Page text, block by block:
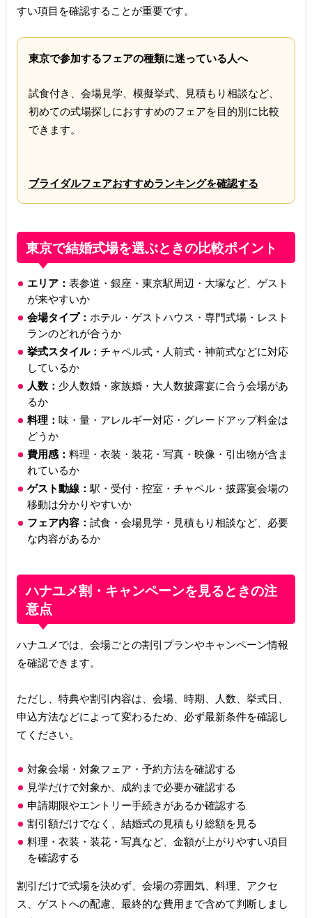
すい項目を確認することが重要です。
東京で参加するフェアの種類に迷っている人へ
試食付き、会場見学、模擬挙式、見積もり相談など、
初めての式場探しにおすすめのフェアを目的別に比較
できます。
ブライダルフェアおすすめランキングを確認する
東京で結婚式場を選ぶときの比較ポイント
エリア：表参道・銀座・東京駅周辺・大塚など、ゲスト
が来やすいか
会場タイプ： ホテル・ゲストハウス・専門式場・レスト
ランのどれが合うか
挙式スタイル：チャペル式・人前式・神前式などに対応
しているか
人数： 少人数婚・家族婚・大人数披露宴に合う会場があ
るか
料理：味・量・アレルギー対応・グレードアップ料金は
どうか
費用感：料理・衣装・装花・写真・映像・引出物が含ま
れているか
ゲスト動線：駅・受付・控室・チャペル・披露宴会場の
移動は分かりやすいか
フェア内容：試食・会場見学・見積もり相談など、必要
な内容があるか
ハナユメ割・キャンペーンを見るときの注
意点
ハナユメでは、会場ごとの割引プランやキャンペーン情報
を確認できます。
ただし、特典や割引内容は、会場、時期、人数、挙式日、
申込方法などによって変わるため、必ず最新条件を確認し
てください。
対象会場・対象フェア・予約方法を確認する
見学だけで対象か、成約まで必要か確認する
申請期限やエントリー手続きがあるか確認する
割引額だけでなく、結婚式の見積もり総額を見る
料理・衣装・装花・写真など、金額が上がりやすい項目
を確認する
割引だけで式場を決めず、会場の雰囲気、料理、アクセ
ス、ゲストへの配慮、最終的な費用まで含めて判断しまし